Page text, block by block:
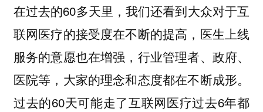
在过去的60多天里，我们还看到大众对于互
联网医疗的接受度在不断的提高，医生上线
服务的意愿也在增强，行业管理者、政府、
医院等，大家的理念和态度都在不断成形。
过去的60天可能走了互联网医疗过去6年都